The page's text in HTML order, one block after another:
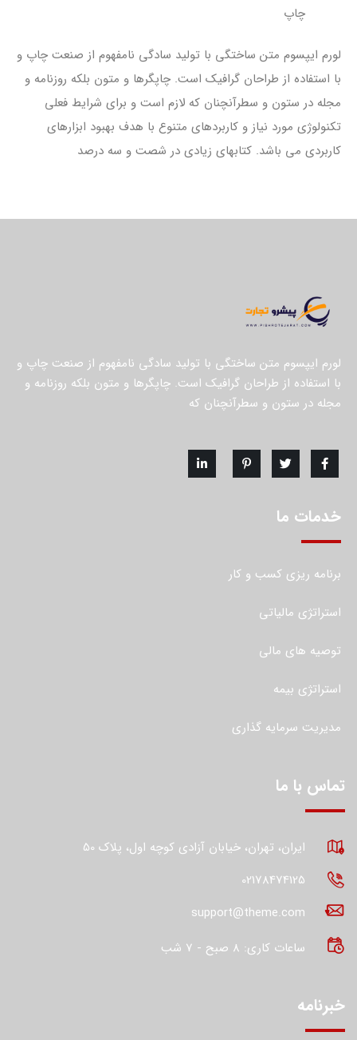
چاپ
لورم ایپسوم متن ساختگی با تولید سادگی نامفهوم از صنعت چاپ و
با استفاده از طراحان گرافیک است. چاپگرها و متون بلکه روزنامه و
مجله در ستون و سطرآنچنان که لازم است و برای شرایط فعلی
تکنولوژی مورد نیاز و کاربردهای متنوع با هدف بهبود ابزارهای
کاربردی می باشد. کتابهای زیادی در شصت و سه درصد
لورم ایپسوم متن ساختگی با تولید سادگی نامفهوم از صنعت چاپ و
با استفاده از طراحان گرافیک است. چاپگرها و متون بلکه روزنامه و
مجله در ستون و سطرآنچنان که
خدمات ما
برنامه ریزی کسب و کار
استراتژی مالیاتی
توصیه های مالی
استراتژی بیمه
مدیریت سرمایه گذاری
تماس با ما
ایران، تهران، خیابان آزادی کوچه اول، پلاک 50
02178474125
support@theme.com
ساعات کاری: 8 صبح - 7 شب
خبرنامه